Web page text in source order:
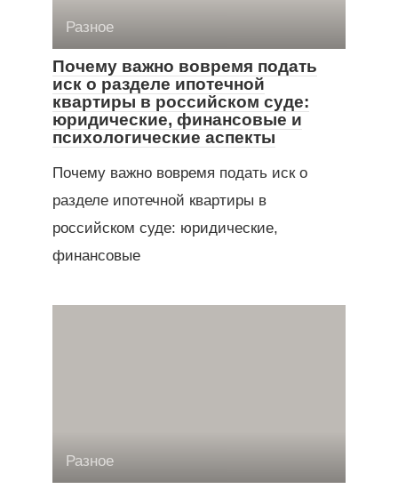
Разное
Почему важно вовремя подать
иск о разделе ипотечной
квартиры в российском суде:
юридические, финансовые и
психологические аспекты
Почему важно вовремя подать иск о
разделе ипотечной квартиры в
российском суде: юридические,
финансовые
Разное